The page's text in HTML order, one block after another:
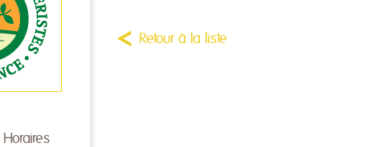
Horaires
Retour à la liste